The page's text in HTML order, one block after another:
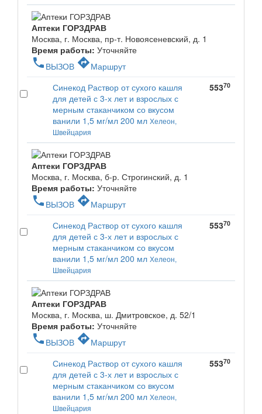
Аптеки ГОРЗДРАВ
Москва, г. Москва, пр-т. Новоясеневский, д. 1
Время работы: Уточняйте
phone ВЫЗОВ directionsМаршрут
Синекод Раствор от сухого кашля
для детей с 3-х лет и взрослых с
мерным стаканчиком со вкусом
ванили 1,5 мг/мл 200 мл Хелеон,
Швейцария
55370
Аптеки ГОРЗДРАВ
Москва, г. Москва, б-р. Строгинский, д. 1
Время работы: Уточняйте
phone ВЫЗОВ directionsМаршрут
Синекод Раствор от сухого кашля
для детей с 3-х лет и взрослых с
мерным стаканчиком со вкусом
ванили 1,5 мг/мл 200 мл Хелеон,
Швейцария
55370
Аптеки ГОРЗДРАВ
Москва, г. Москва, ш. Дмитровское, д. 52/1
Время работы: Уточняйте
phone ВЫЗОВ directionsМаршрут
Синекод Раствор от сухого кашля
для детей с 3-х лет и взрослых с
мерным стаканчиком со вкусом
ванили 1,5 мг/мл 200 мл Хелеон,
Швейцария
55370